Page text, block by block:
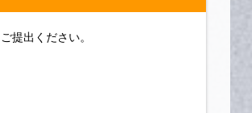
提出ください。